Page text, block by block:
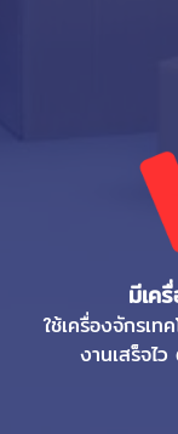
มีเค
ใช้เครื่องจักรเ
งานเสร็จไ